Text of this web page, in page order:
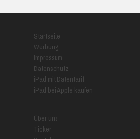
Startseite
Werbung
Impressum
Datenschutz
iPad mit Datentarif
iPad bei Apple kaufen
Über uns
Ticker